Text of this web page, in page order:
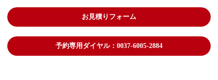
お見積りフォーム
予約専用ダイヤル：0037-6005-2884